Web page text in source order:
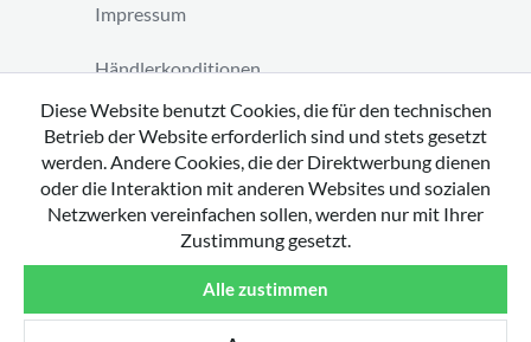
Impressum
Händlerkonditionen
Vertrag widerrufen
Diese Website benutzt Cookies, die für den technischen
Betrieb der Website erforderlich sind und stets gesetzt
werden. Andere Cookies, die der Direktwerbung dienen
oder die Interaktion mit anderen Websites und sozialen
Netzwerken vereinfachen sollen, werden nur mit Ihrer
Zustimmung gesetzt.